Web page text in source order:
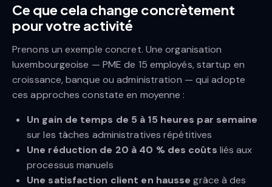
Ce que cela change concrètement
pour votre activité
Prenons un exemple concret. Une organisation
luxembourgeoise — PME de 15 employés, startup en
croissance, banque ou administration — qui adopte
ces approches constate en moyenne :
Un gain de temps de 5 à 15 heures par semaine
sur les tâches administratives répétitives
Une réduction de 20 à 40 % des coûts liés aux
processus manuels
Une satisfaction client en hausse grâce à des